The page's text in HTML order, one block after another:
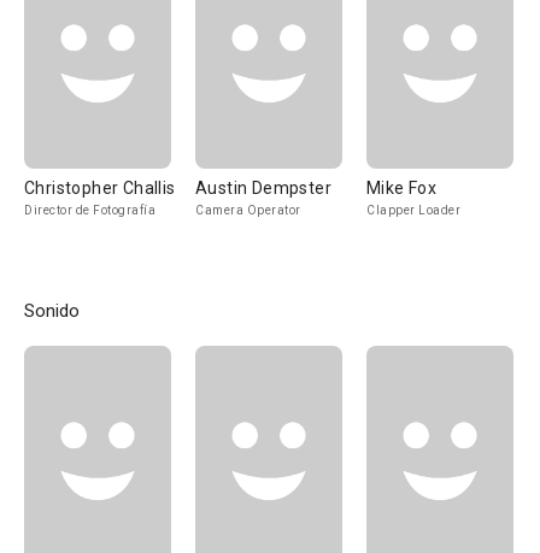
Christopher Challis
Director de Fotografía
Austin Dempster
Camera Operator
Mike Fox
Clapper Loader
Sonido